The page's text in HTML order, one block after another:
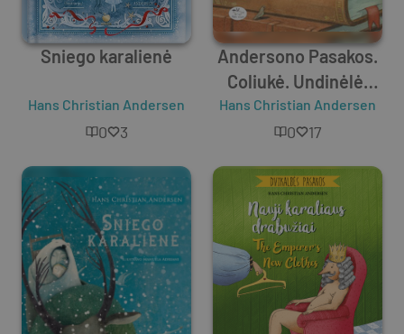
Sniego karalienė
Hans Christian Andersen
0 3
Andersono Pasakos.
Coliukė. Undinėlė.
Lakštingala.
Hans Christian Andersen
0 17